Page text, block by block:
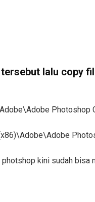
lalu copy
Photoshop
kini sudah bisa